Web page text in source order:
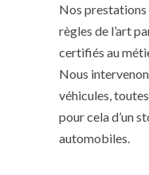
Nos prestations
règles de l’art
certifiés au
Nous
véhicules,
pour cela d’un
automobiles.